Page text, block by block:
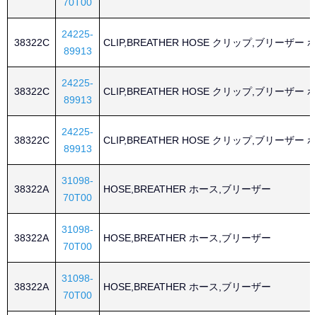
38322C
24225-
89913
CLIP,BREATHER HOSE クリップ,ブリーザー
38322C
24225-
89913
CLIP,BREATHER HOSE クリップ,ブリーザー
38322C
24225-
89913
CLIP,BREATHER HOSE クリップ,ブリーザー
38322A
31098-
70T00
HOSE,BREATHER ホース,ブリーザー
38322A
31098-
70T00
HOSE,BREATHER ホース,ブリーザー
38322A
31098-
70T00
HOSE,BREATHER ホース,ブリーザー